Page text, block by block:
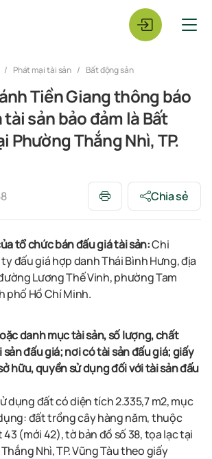
Phát mại tài sản Bất động sản
Tiền Giang thông báo
sản bảo đảm là Bất
Phường Thắng Nhì, TP.
Chia sẻ
tổ chức bán đấu giá tài sản:Chi
đấu giá hợp danhThái Bình Hưng, địa
Lương Thế Vinh, phường Tam
phố Hồ Chí Minh.
danh mục tài sản, số lượng, chất
đấu giá; nơi có tài sản đấu giá; giấy
hữu, quyền sử dụng đối với tài sản đấu
dụng đất có diện tích 2.335,7 m2, mục
đất trồngcây hàng năm, thuộc
(mới 42), tờ bản đồ số 38, tọa lạc tại
Thắng Nhì, TP. Vũng Tàu theo giấy